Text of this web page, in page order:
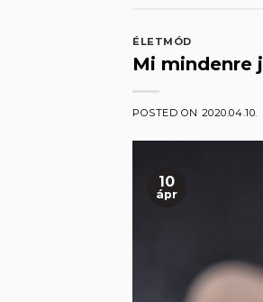
ÉLETMÓD
Mi mindenre
POSTED ON 2020.04.10.
10
ápr